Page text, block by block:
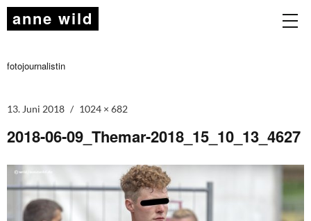
anne wild
fotojournalistin
13. Juni 2018 1024 × 682
2018-06-09_Themar-2018_15_10_13_4627